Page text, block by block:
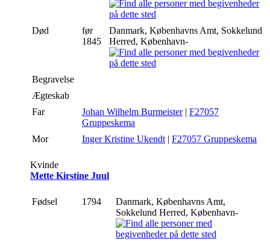
Død
før
1845
Danmark, Københavns Amt, Sokkelund
Herred, København-
Begravelse
Ægteskab
Far
Johan Wilhelm Burmeister| F27057
Gruppeskema
Mor
Inger Kristine Ukendt | F27057 Gruppeskema
Kvinde
Mette Kirstine Juul
Fødsel 1794
Danmark, Københavns Amt,
Sokkelund Herred, København-